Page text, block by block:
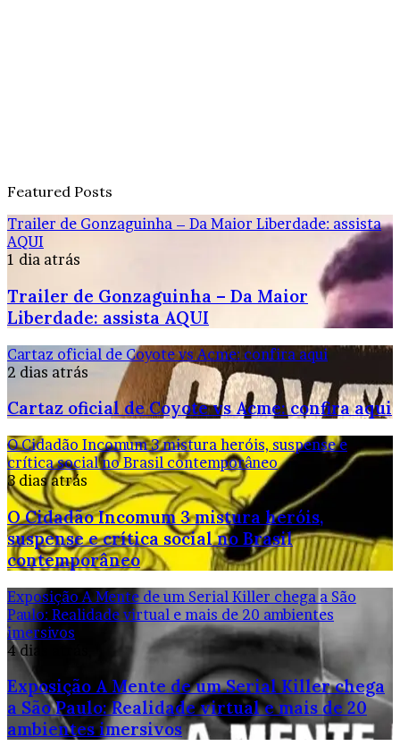
Featured Posts
Trailer de Gonzaguinha – Da Maior Liberdade: assista
AQUI
1 dia atrás
Trailer de Gonzaguinha – Da Maior
Liberdade: assista AQUI
Cartaz oficial de Coyote vs Acme: confira aqui
2 dias atrás
Cartaz oficial de Coyote vs Acme: confira aqui
O Cidadão Incomum 3 mistura heróis, suspense e
crítica social no Brasil contemporâneo
3 dias atrás
O Cidadão Incomum 3 mistura heróis,
suspense e crítica social no Brasil
contemporâneo
Exposição A Mente de um Serial Killer chega a São
Paulo: Realidade virtual e mais de 20 ambientes
imersivos
4 dias atrás
Exposição A Mente de um Serial Killer chega
a São Paulo: Realidade virtual e mais de 20
ambientes imersivos